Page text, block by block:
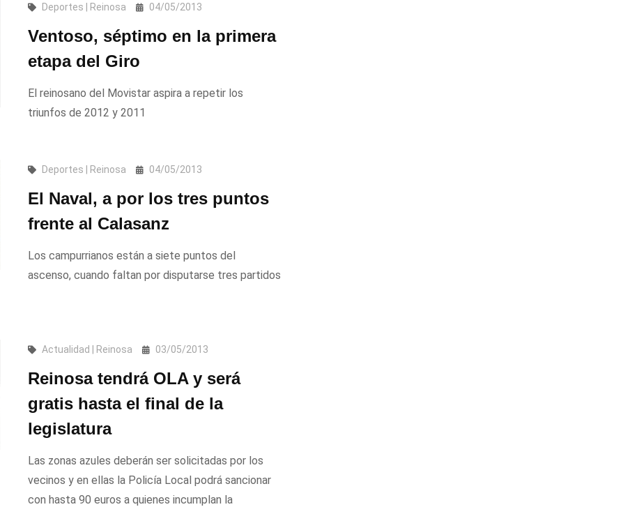
Deportes | Reinosa 04/05/2013
Ventoso, séptimo en la primera
etapa del Giro
El reinosano del Movistar aspira a repetir los
triunfos de 2012 y 2011
Deportes | Reinosa 04/05/2013
El Naval, a por los tres puntos
frente al Calasanz
Los campurrianos están a siete puntos del
ascenso, cuando faltan por disputarse tres partidos
Actualidad | Reinosa 03/05/2013
Reinosa tendrá OLA y será
gratis hasta el final de la
legislatura
Las zonas azules deberán ser solicitadas por los
vecinos y en ellas la Policía Local podrá sancionar
con hasta 90 euros a quienes incumplan la